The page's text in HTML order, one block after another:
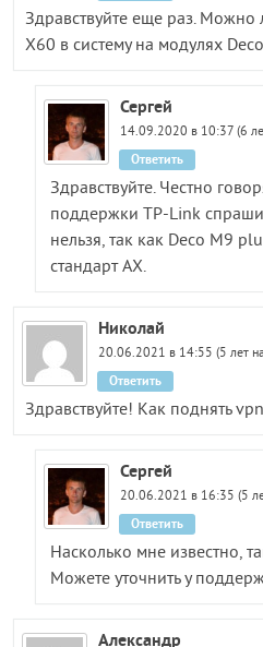
Здравствуйте еще раз. Можно
X60 в систему на модулях
Сергей
14.09.2020 в 10:37 (6
Здравствуйте. Честно
поддержки TP-Link
нельзя, так как Deco M9
стандарт AX.
Ответить
Николай
20.06.2021 в 14:55 (5 лет
Здравствуйте! Как поднять
Ответить
Сергей
20.06.2021 в 16:35 (5
Насколько мне известно,
Можете уточнить у
Ответить
Александр